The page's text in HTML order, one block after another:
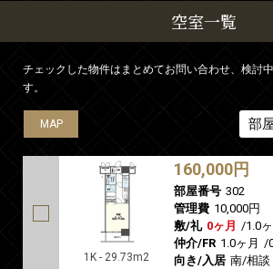
空室一覧
チェックした物件はまとめてお問い合わせ、検討
す。
MAP
1K - 29.73m2
160,000円
部屋番号 302
管理費 10,000円
敷/礼 0ヶ月 /1.0
仲介/FR 1.0ヶ月 /
向き/入居 南/相談
MAP
MAP